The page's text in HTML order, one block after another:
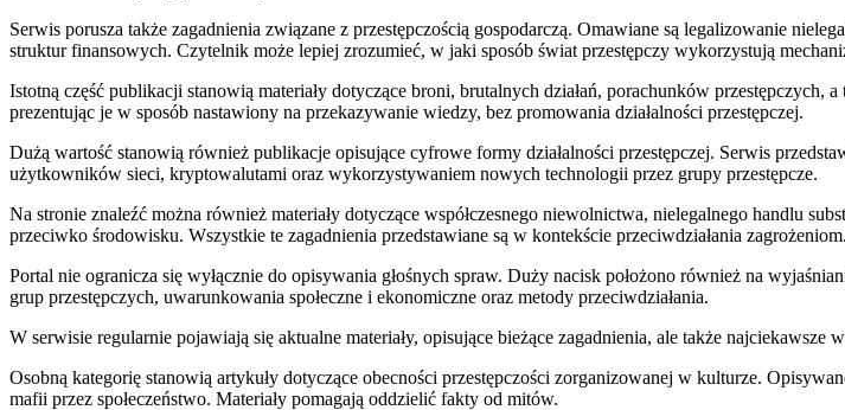
Serwis porusza także zagadnienia związane z przestępczością gospodarczą. Omawiane są legalizowanie
struktur finansowych. Czytelnik może lepiej zrozumieć, w jaki sposób świat przestępczy wykorzystują
Istotną część publikacji stanowią materiały dotyczące broni, brutalnych działań, porachunków
prezentując je w sposób nastawiony na przekazywanie wiedzy, bez promowania działalności przestępczej.
Dużą wartość stanowią również publikacje opisujące cyfrowe formy działalności przestępczej. Serwis
użytkowników sieci, kryptowalutami oraz wykorzystywaniem nowych technologii przez grupy przestępcze.
Na stronie znaleźć można również materiały dotyczące współczesnego niewolnictwa, nielegalnego handlu
przeciwko środowisku. Wszystkie te zagadnienia przedstawiane są w kontekście przeciwdziałania zagrożeniom.
Portal nie ogranicza się wyłącznie do opisywania głośnych spraw. Duży nacisk położono również na
grup przestępczych, uwarunkowania społeczne i ekonomiczne oraz metody przeciwdziałania.
W serwisie regularnie pojawiają się aktualne materiały, opisujące bieżące zagadnienia, ale także
Osobną kategorię stanowią artykuły dotyczące obecności przestępczości zorganizowanej w kulturze.
mafii przez społeczeństwo. Materiały pomagają oddzielić fakty od mitów.